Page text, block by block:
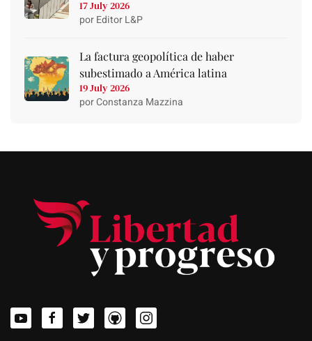
17 July 2026
por Editor L&P
La factura geopolítica de haber
subestimado a América latina
19 July 2026
por Constanza Mazzina